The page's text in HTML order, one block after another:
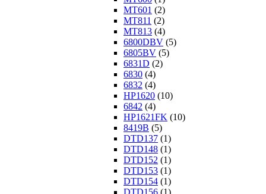
MT601 (2)
MT811 (2)
MT813 (4)
6800DBV (5)
6805BV (5)
6831D (2)
6830 (4)
6832 (4)
HP1620 (10)
6842 (4)
HP1621FK (10)
8419B (5)
DTD137 (1)
DTD148 (1)
DTD152 (1)
DTD153 (1)
DTD154 (1)
DTD156 (1)